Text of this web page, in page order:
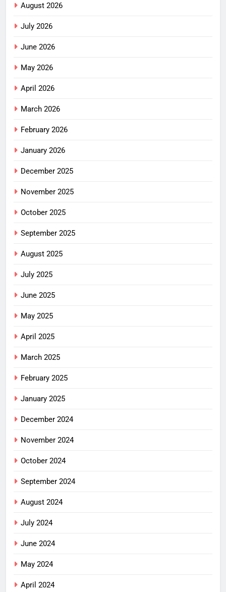
August 2026
July 2026
June 2026
May 2026
April 2026
March 2026
February 2026
January 2026
December 2025
November 2025
October 2025
September 2025
August 2025
July 2025
June 2025
May 2025
April 2025
March 2025
February 2025
January 2025
December 2024
November 2024
October 2024
September 2024
August 2024
July 2024
June 2024
May 2024
April 2024